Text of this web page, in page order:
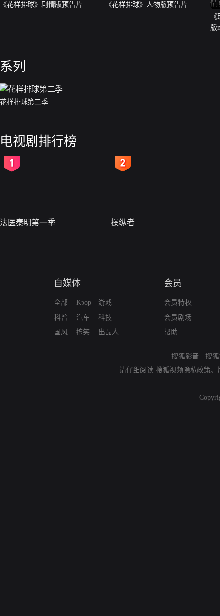
《花样排球》剧情版预告片
《花样排球》人物版预告片
版
系列
花样排球第二季
电视剧排行榜
法医秦明第一季 操纵者
自媒体
全部
科普
国风
Kpop
汽车
搞笑
游戏
科技
出品人
会员
会员特权
会员剧场
帮助
搜狐影音 - 搜
请仔细阅读 搜狐视频隐私政策、